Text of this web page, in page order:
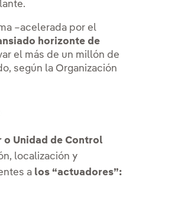
–acelerada por el
horizonte de
el más de un millón de
según la Organización
o Unidad de Control
localización y
a los “actuadores”: